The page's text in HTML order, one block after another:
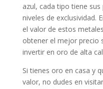
azul, cada tipo tiene
niveles de exclusividad.
el valor de estos
obtener el mejor precio
invertir en oro de alta
Si tienes oro en casa y
valor, no dudes en